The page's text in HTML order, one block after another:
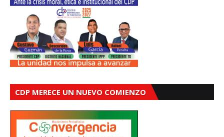
CDP MERECE UN NUEVO COMIENZO